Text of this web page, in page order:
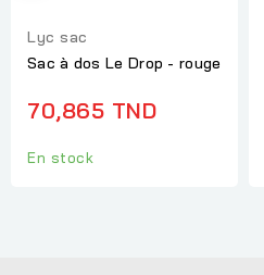
Lyc sac
Sac à dos Le Drop - rouge
70,865 TND
En stock